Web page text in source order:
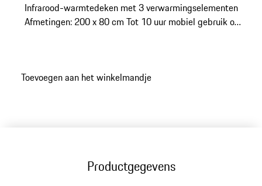
Infrarood-warmtedeken met 3 verwarmingselementen
Afmetingen: 200 x 80 cm Tot 10 uur mobiel gebruik of
Toevoegen aan het winkelmandje
Productgegevens